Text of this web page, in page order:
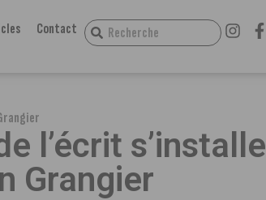
Contact
l’écrit s’installe
Grangier